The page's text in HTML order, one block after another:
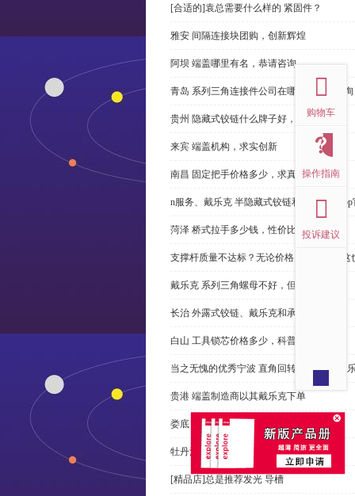
[合适的]袁总需要什么样的 紧固件？
雅安 间隔连接块团购，创新辉煌
阿坝 端盖哪里有名，恭请咨询
青岛 系列三角连接件公司在哪里，免费咨询
贵州 隐藏式铰链什么牌子好，恭请来电
来宾 端盖机构，求实创新
南昌 固定把手价格多少，求真务实
n服务、戴乐克 半隐藏式铰链和米乐体育
菏泽 桥式拉手多少钱，性价比高
支撑杆质量不达标？无论价格多么便宜，这
戴乐克 系列三角螺母不好，但更好
长治 外露式铰链、戴乐克和承诺戴乐克
白山 工具锁芯价格多少，科普
当之无愧的优秀宁波 直角回转锁制造商-戴
贵港 端盖制造商以其戴乐克下单
娄底 塑料密封条、戴乐克和承诺戴乐克
牡丹江 拉手有哪些，正道经营
[精品店]总是推荐发光 导槽
购物车
操作指南
投诉建议